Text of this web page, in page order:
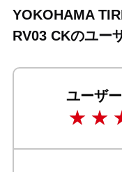
YOKOHAMA
RV03 CKのユー
ユーザ